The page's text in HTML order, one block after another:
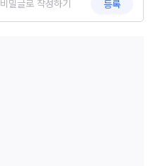
비밀글로 작성하기 등록